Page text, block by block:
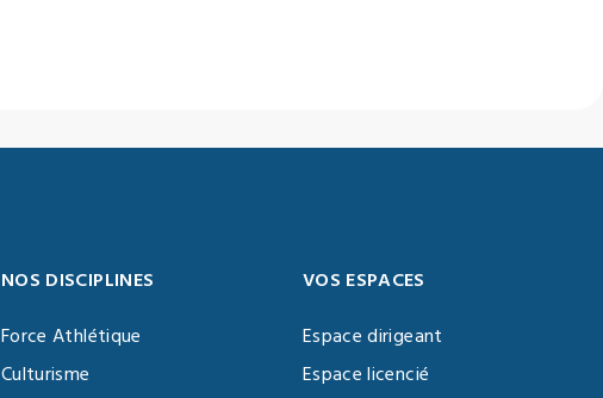
NOS DISCIPLINES
Force Athlétique
Culturisme
VOS ESPACES
Espace dirigeant
Espace licencié